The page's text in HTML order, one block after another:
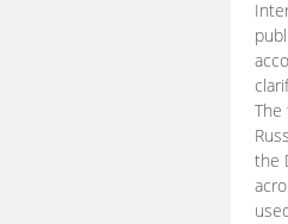
The
the